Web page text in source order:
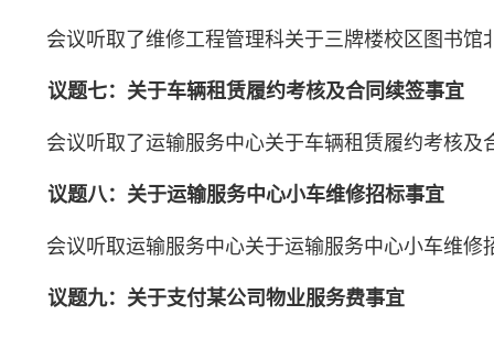
会议听取了维修工程管理科关于三牌楼校区图书
议题七：关于车辆租赁履约考核及合同续签事宜
会议听取了运输服务中心关于车辆租赁履约考核
议题八：关于运输服务中心小车维修招标事宜
会议听取运输服务中心关于运输服务中心小车维
议题九：关于支付某公司物业服务费事宜